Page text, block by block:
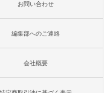
お問い合わせ
編集部へのご連絡
会社概要